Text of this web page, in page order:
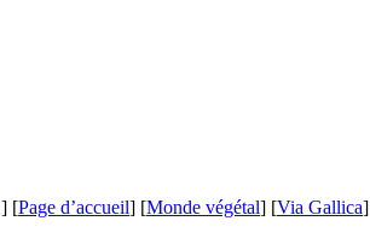
] [Page d’accueil] [Monde végétal] [Via Gallica]